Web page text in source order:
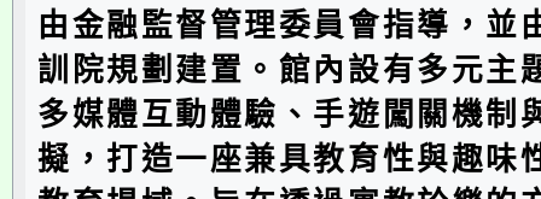
由金融監督管理委員會指導，並
訓院規劃建置。館內設有多元主
多媒體互動體驗、手遊闖關機制
擬，打造一座兼具教育性與趣味